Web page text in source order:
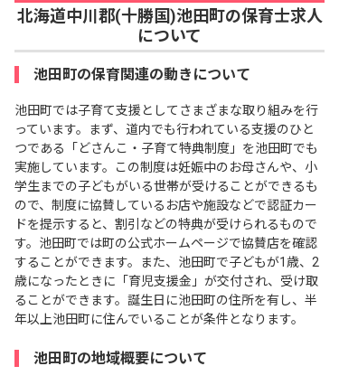
北海道中川郡(十勝国)池田町の保育士求人
について
池田町の保育関連の動きについて
池田町では子育て支援としてさまざまな取り組みを行
っています。まず、道内でも行われている支援のひと
つである「どさんこ・子育て特典制度」を池田町でも
実施しています。この制度は妊娠中のお母さんや、小
学生までの子どもがいる世帯が受けることができるも
ので、制度に協賛しているお店や施設などで認証カー
ドを提示すると、割引などの特典が受けられるもので
す。池田町では町の公式ホームページで協賛店を確認
することができます。また、池田町で子どもが1歳、2
歳になったときに「育児支援金」が交付され、受け取
ることができます。誕生日に池田町の住所を有し、半
年以上池田町に住んでいることが条件となります。
池田町の地域概要について